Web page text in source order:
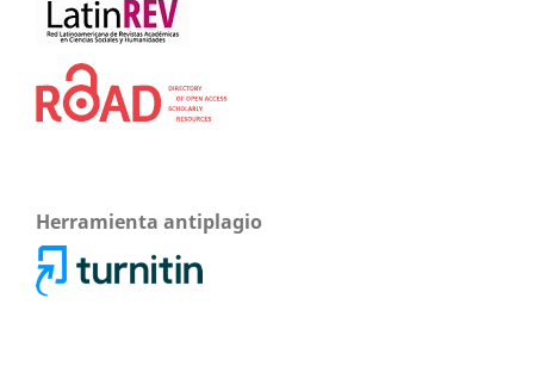
Herramienta antiplagio